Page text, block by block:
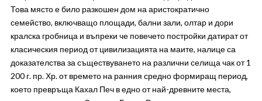
Това място е било разкошен дом на аристократично
семейство, включващо площади, бални зали, олтар и дори
кралска гробница и въпреки че повечето постройки датират от
класическия период от цивилизацията на маите, налице са
доказателства за съществуването на различни селища чак от 1
200 г. пр. Хр. от времето на ранния средно формиращ период,
което превръща Кахал Печ в едно от най-древните места,